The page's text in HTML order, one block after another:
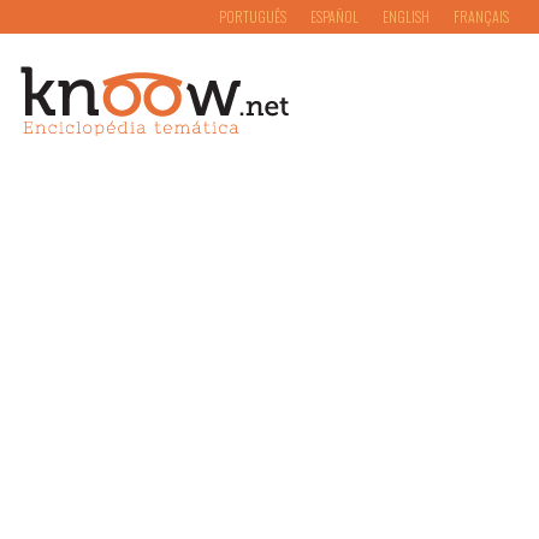
PORTUGUÊS ESPAÑOL ENGLISH FRANÇAIS